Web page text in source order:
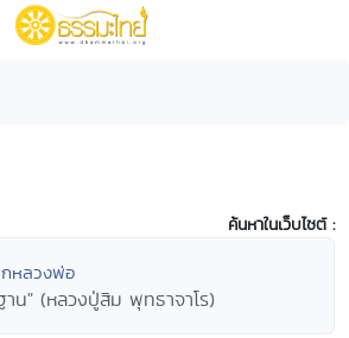
ค้นหาในเว็บไซต์ :
กหลวงพ่อ
าน" (หลวงปู่สิม พุทธาจาโร)